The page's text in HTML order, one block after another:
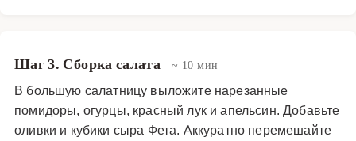
Шаг 3. Сборка салата ~ 10 мин
В большую салатницу выложите нарезанные
помидоры, огурцы, красный лук и апельсин. Добавьте
оливки и кубики сыра Фета. Аккуратно перемешайте